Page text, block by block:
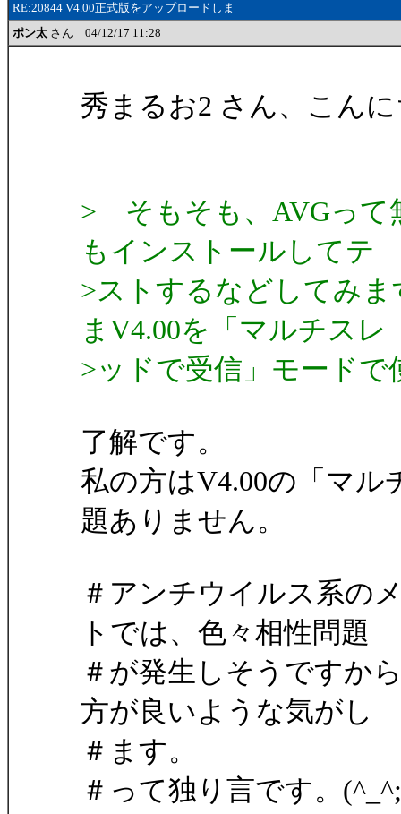
RE:20844 V4.00正式版をアップロードしま
ポン太 さん 04/12/17 11:28
秀まるお2 さん、こん
> そもそも、AVGって
もインストールしてテ
>ストするなどしてみ
まV4.00を「マルチスレ
>ッドで受信」モード
了解です。
私の方はV4.00の「マ
題ありません。
＃アンチウイルス系の
トでは、色々相性問題
＃が発生しそうですか
方が良いような気がし
＃ます。
＃って独り言です。(^_^;